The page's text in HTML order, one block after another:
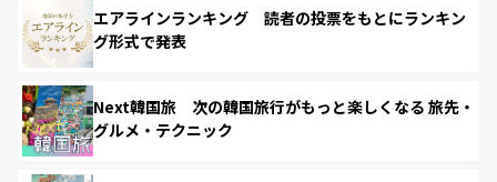
エアラインランキング 読者の投票をもとにランキン
グ形式で発表
Next韓国旅 次の韓国旅行がもっと楽しくなる 旅先・
グルメ・テクニック